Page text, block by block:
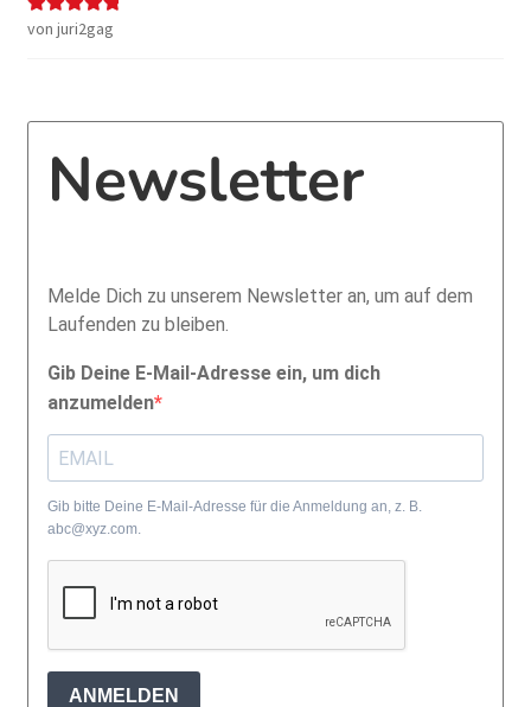
Bewertet mit
von juri2gag
Newsletter
Melde Dich zu unserem Newsletter an, um auf dem
Laufenden zu bleiben.
Gib Deine E-Mail-Adresse ein, um dich
anzumelden
Gib bitte Deine E-Mail-Adresse für die Anmeldung an, z. B.
abc@xyz.com.
ANMELDEN